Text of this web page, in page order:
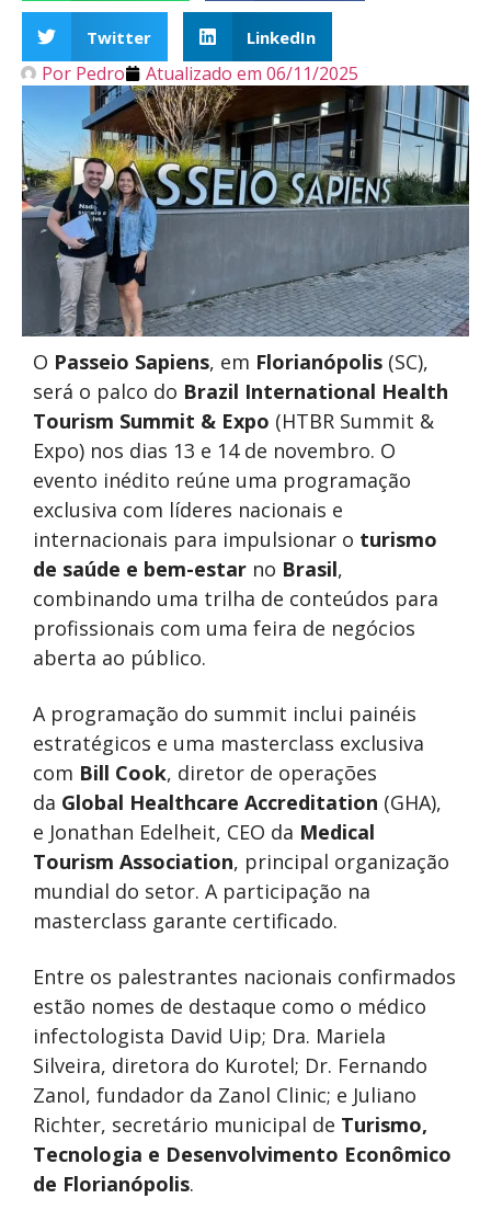
Twitter LinkedIn
Por Pedro Atualizado em 06/11/2025
O Passeio Sapiens, em Florianópolis (SC),
será o palco do Brazil International Health
Tourism Summit & Expo (HTBR Summit &
Expo) nos dias 13 e 14 de novembro. O
evento inédito reúne uma programação
exclusiva com líderes nacionais e
internacionais para impulsionar o turismo
de saúde e bem-estar no Brasil,
combinando uma trilha de conteúdos para
profissionais com uma feira de negócios
aberta ao público.
A programação do summit inclui painéis
estratégicos e uma masterclass exclusiva
com Bill Cook, diretor de operações
da Global Healthcare Accreditation (GHA),
e Jonathan Edelheit, CEO da Medical
Tourism Association, principal organização
mundial do setor. A participação na
masterclass garante certificado.
Entre os palestrantes nacionais confirmados
estão nomes de destaque como o médico
infectologista David Uip; Dra. Mariela
Silveira, diretora do Kurotel; Dr. Fernando
Zanol, fundador da Zanol Clinic; e Juliano
Richter, secretário municipal de Turismo,
Tecnologia e Desenvolvimento Econômico
de Florianópolis.